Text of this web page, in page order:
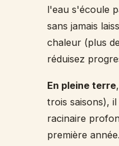
l'eau s'écoule
sans jamais
chaleur (plus
réduisez
En pleine terre
trois saisons),
racinaire
première